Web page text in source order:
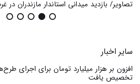
تصاویر/ بازدید میدانی استاندار مازندران در
سایر اخبار
افزون بر هزار میلیارد تومان برای اجرای
تخصیص یافت